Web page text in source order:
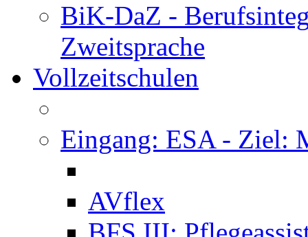
BiK-DaZ -
Zweitsprache
Vollzeitschulen
Eingang: ESA - Ziel:
AVflex